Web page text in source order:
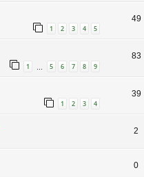
1 2 3 4 5
49
1 5 6 7 8 9
83
1 2 3 4
39
2
0